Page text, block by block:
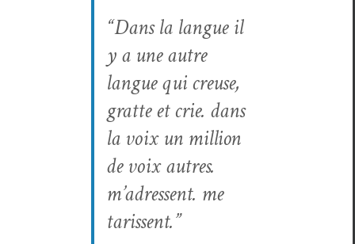
“Dans la langue il
y a une autre
langue qui creuse,
grat­te et crie. dans
la voix un mil­lion
de voix autres.
m’adressent. me
taris­sent.”